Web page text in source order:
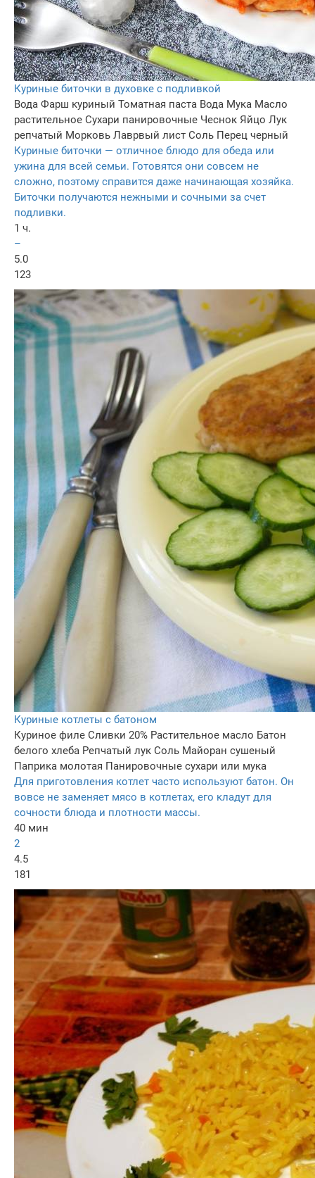
Куриные биточки в духовке с подливкой
Вода Фарш куриный Томатная паста Вода Мука Масло
растительное Сухари панировочные Чеснок Яйцо Лук
репчатый Морковь Лаврвый лист Соль Перец черный
Куриные биточки — отличное блюдо для обеда или
ужина для всей семьи. Готовятся они совсем не
сложно, поэтому справится даже начинающая хозяйка.
Биточки получаются нежными и сочными за счет
подливки.
1 ч.
–
5.0
123
Куриные котлеты с батоном
Куриное филе Сливки 20% Растительное масло Батон
белого хлеба Репчатый лук Соль Майоран сушеный
Паприка молотая Панировочные сухари или мука
Для приготовления котлет часто используют батон. Он
вовсе не заменяет мясо в котлетах, его кладут для
сочности блюда и плотности массы.
40 мин
2
4.5
181